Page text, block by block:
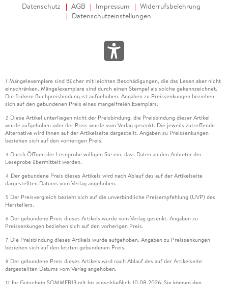
Datenschutz AGB Impressum
Widerrufsbelehrung
Datenschutzeinstellungen
1 Mängelexemplare sind Bücher mit leichten Beschädigungen, die das Lesen aber nicht
einschränken. Mängelexemplare sind durch einen Stempel als solche gekennzeichnet.
Die frühere Buchpreisbindung ist aufgehoben. Angaben zu Preissenkungen beziehen
sich auf den gebundenen Preis eines mangelfreien Exemplars.
2 Diese Artikel unterliegen nicht der Preisbindung, die Preisbindung dieser Artikel
wurde aufgehoben oder der Preis wurde vom Verlag gesenkt. Die jeweils zutreffende
Alternative wird Ihnen auf der Artikelseite dargestellt. Angaben zu Preissenkungen
beziehen sich auf den vorherigen Preis.
3 Durch Öffnen der Leseprobe willigen Sie ein, dass Daten an den Anbieter der
Leseprobe übermittelt werden.
4 Der gebundene Preis dieses Artikels wird nach Ablauf des auf der Artikelseite
dargestellten Datums vom Verlag angehoben.
5 Der Preisvergleich bezieht sich auf die unverbindliche Preisempfehlung (UVP) des
Herstellers.
6 Der gebundene Preis dieses Artikels wurde vom Verlag gesenkt. Angaben zu
Preissenkungen beziehen sich auf den vorherigen Preis.
7 Die Preisbindung dieses Artikels wurde aufgehoben. Angaben zu Preissenkungen
beziehen sich auf den letzten gebundenen Preis.
8 Der gebundene Preis dieses Artikels wird nach Ablauf des auf der Artikelseite
dargestellten Datums vom Verlag angehoben.